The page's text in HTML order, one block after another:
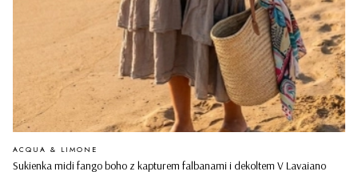
Sukienka midi fango boho z kapturem falbanami i dekoltem V Lavaiano
PRODUCENT
ACQUA & LIMONE